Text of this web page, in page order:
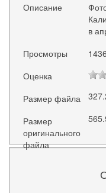
Описание
в
Просмотры
1436
Оценка
Размер файла
Размер
оригинального
файла